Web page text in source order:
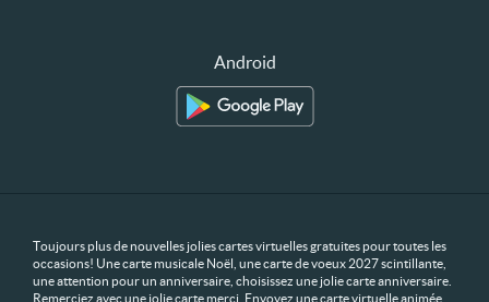
Android
Toujours plus de nouvelles jolies cartes virtuelles gratuites pour toutes les
occasions! Une carte musicale Noël, une carte de voeux 2027 scintillante,
une attention pour un anniversaire, choisissez une jolie carte anniversaire.
Remerciez avec une jolie carte merci. Envoyez une carte virtuelle animée,